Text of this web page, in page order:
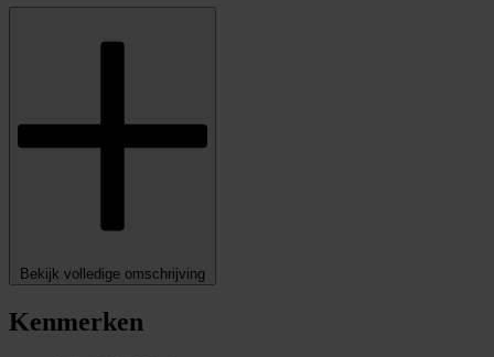
Bekijk volledige omschrijving
Kenmerken